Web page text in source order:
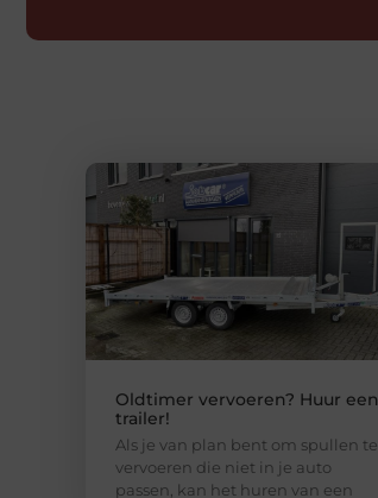
Oldtimer vervoeren? Huur een
trailer!
Als je van plan bent om spullen te
vervoeren die niet in je auto
passen, kan het huren van een